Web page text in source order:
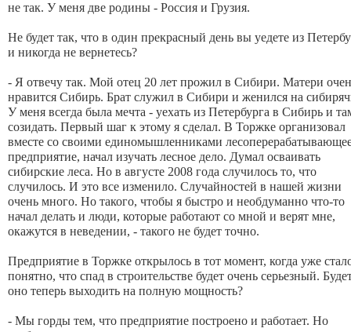
не так. У меня две родины - Россия и Грузия.
Не будет так, что в один прекрасный день вы уедете из
и никогда не вернетесь?
- Я отвечу так. Мой отец 20 лет прожил в Сибири. Матери
нравится Сибирь. Брат служил в Сибири и женился на
У меня всегда была мечта - уехать из Петербурга в Сибирь и
созидать. Первый шаг к этому я сделал. В Торжке организовал
вместе со своими единомышленниками
предприятие, начал изучать лесное дело. Думал осваивать
сибирские леса. Но в августе 2008 года случилось то, что
случилось. И это все изменило. Случайностей в нашей жизни
очень много. Но такого, чтобы я быстро и необдуманно что-то
начал делать и люди, которые работают со мной и верят мне,
окажутся в неведении, - такого не будет точно.
Предприятие в Торжке открылось в тот момент, когда уже
понятно, что спад в строительстве будет очень серьезный.
оно теперь выходить на полную мощность?
- Мы горды тем, что предприятие построено и работает. Но